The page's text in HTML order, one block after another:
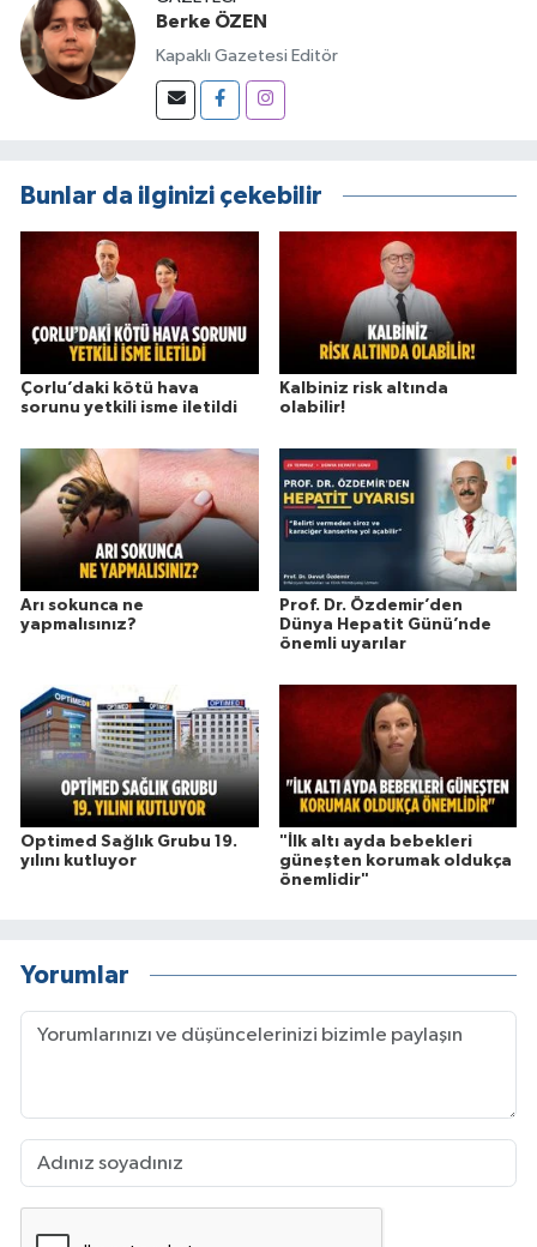
Berke ÖZEN
Kapaklı Gazetesi Editör
Bunlar da ilginizi çekebilir
Çorlu’daki kötü hava
sorunu yetkili isme iletildi
Kalbiniz risk altında
olabilir!
Arı sokunca ne
yapmalısınız?
Prof. Dr. Özdemir’den
Dünya Hepatit Günü’nde
önemli uyarılar
Optimed Sağlık Grubu 19.
yılını kutluyor
"İlk altı ayda bebekleri
güneşten korumak oldukça
önemlidir"
Yorumlar